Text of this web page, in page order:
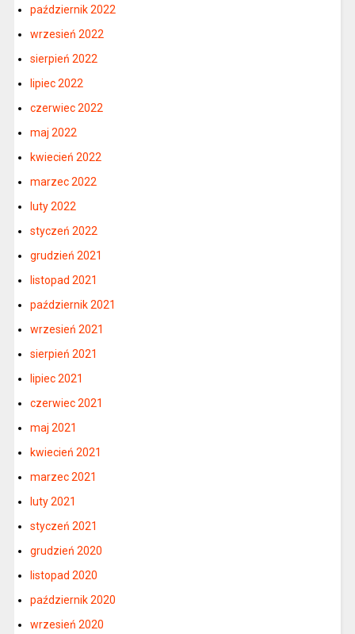
październik 2022
wrzesień 2022
sierpień 2022
lipiec 2022
czerwiec 2022
maj 2022
kwiecień 2022
marzec 2022
luty 2022
styczeń 2022
grudzień 2021
listopad 2021
październik 2021
wrzesień 2021
sierpień 2021
lipiec 2021
czerwiec 2021
maj 2021
kwiecień 2021
marzec 2021
luty 2021
styczeń 2021
grudzień 2020
listopad 2020
październik 2020
wrzesień 2020